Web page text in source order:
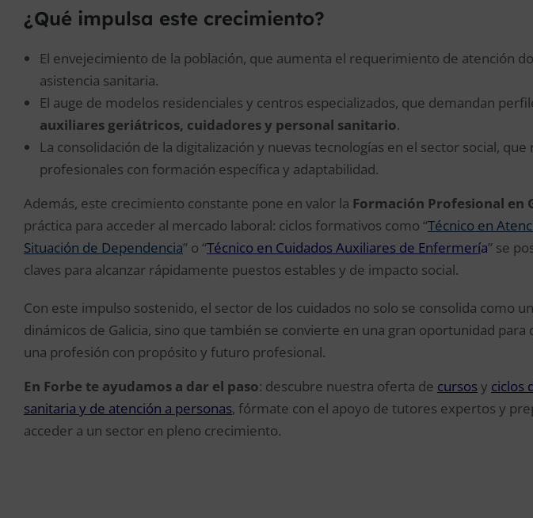
¿Qué impulsa este crecimiento?
El envejecimiento de la población, que aumenta el requerimiento de atención
asistencia sanitaria.
El auge de modelos residenciales y centros especializados, que demandan
auxiliares geriátricos, cuidadores y personal sanitario.
La consolidación de la digitalización y nuevas tecnologías en el sector social,
profesionales con formación específica y adaptabilidad.
Además, este crecimiento constante pone en valor la Formación Profesional en
práctica para acceder al mercado laboral: ciclos formativos como “Técnico en
Situación de Dependencia” o “Técnico en Cuidados Auxiliares de Enfermería” se
claves para alcanzar rápidamente puestos estables y de impacto social.
Con este impulso sostenido, el sector de los cuidados no solo se consolida como
dinámicos de Galicia, sino que también se convierte en una gran oportunidad para
una profesión con propósito y futuro profesional.
En Forbe te ayudamos a dar el paso: descubre nuestra oferta de cursos y ciclos
sanitaria y de atención a personas, fórmate con el apoyo de tutores expertos y
acceder a un sector en pleno crecimiento.